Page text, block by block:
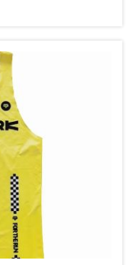
izvēlēties krāsas,